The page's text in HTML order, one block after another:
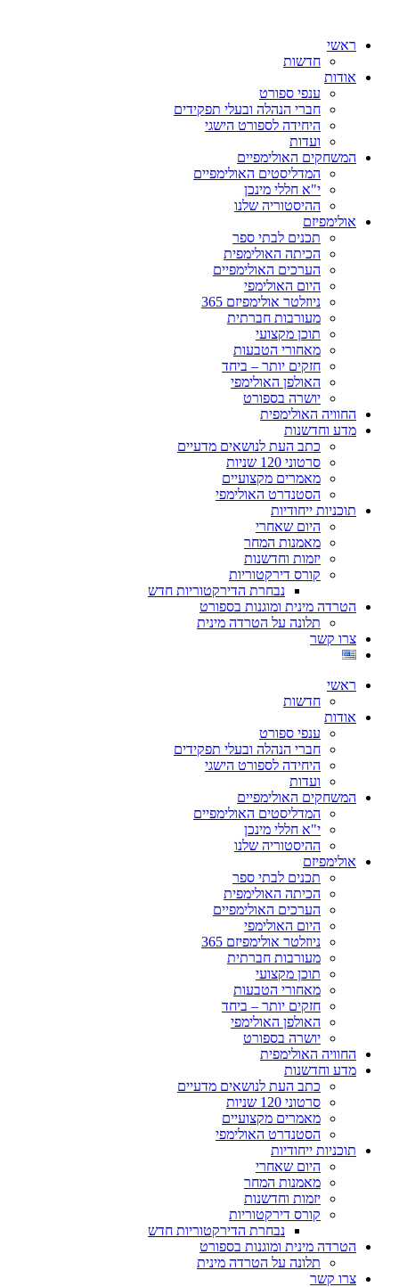
ראשי
חדשות
אודות
ענפי ספורט
חברי הנהלה ובעלי תפקידים
היחידה לספורט הישגי
ועדות
המשחקים האולימפיים
המדליסטים האולימפיים
י"א חללי מינכן
ההיסטוריה שלנו
אולימפיזם
תכנים לבתי ספר
הכיתה האולימפית
הערכים האולימפיים
היום האולימפי
ניוזלטר אולימפיזם 365
מעורבות חברתית
תוכן מקצועי
מאחורי הטבעות
חזקים יותר – ביחד
האולפן האולימפי
יושרה בספורט
החוויה האולימפית
מדע וחדשנות
כתב העת לנושאים מדעיים
סרטוני 120 שניות
מאמרים מקצועיים
הסטנדרט האולימפי
תוכניות ייחודיות
היום שאחרי
מאמנות המחר
יזמות וחדשנות
קורס דירקטוריות
נבחרת הדירקטוריות חדש
הטרדה מינית ומוגנות בספורט
תלונה על הטרדה מינית
צרו קשר
ראשי
חדשות
אודות
ענפי ספורט
חברי הנהלה ובעלי תפקידים
היחידה לספורט הישגי
ועדות
המשחקים האולימפיים
המדליסטים האולימפיים
י"א חללי מינכן
ההיסטוריה שלנו
אולימפיזם
תכנים לבתי ספר
הכיתה האולימפית
הערכים האולימפיים
היום האולימפי
ניוזלטר אולימפיזם 365
מעורבות חברתית
תוכן מקצועי
מאחורי הטבעות
חזקים יותר – ביחד
האולפן האולימפי
יושרה בספורט
החוויה האולימפית
מדע וחדשנות
כתב העת לנושאים מדעיים
סרטוני 120 שניות
מאמרים מקצועיים
הסטנדרט האולימפי
תוכניות ייחודיות
היום שאחרי
מאמנות המחר
יזמות וחדשנות
קורס דירקטוריות
נבחרת הדירקטוריות חדש
הטרדה מינית ומוגנות בספורט
תלונה על הטרדה מינית
צרו קשר